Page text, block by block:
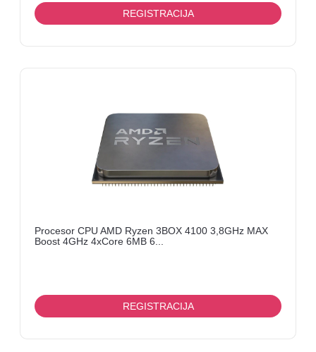
REGISTRACIJA
Procesor CPU AMD Ryzen 3BOX 4100 3,8GHz MAX
Boost 4GHz 4xCore 6MB 6...
REGISTRACIJA